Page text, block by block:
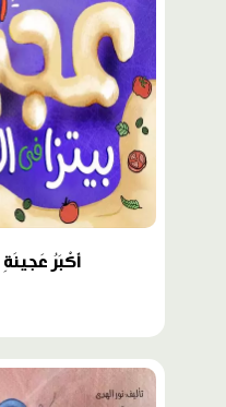
أَكْبَرُ عَجينَةِ
محتوى
مميّز